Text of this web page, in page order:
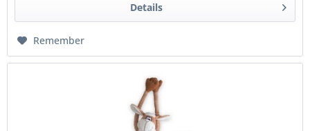
Details
Remember